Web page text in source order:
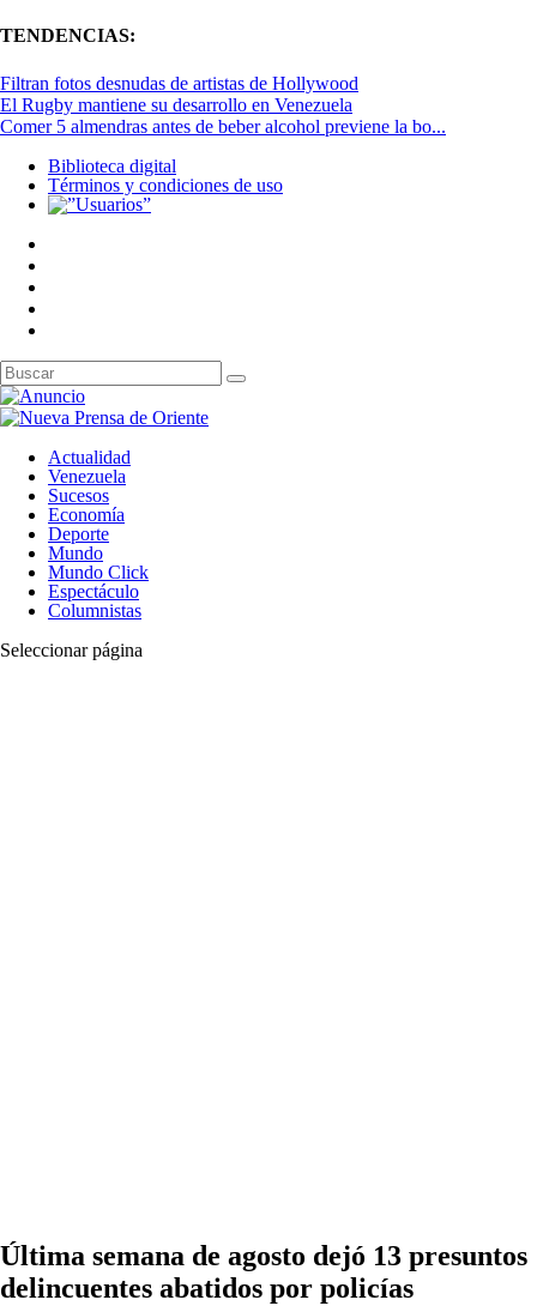
TENDENCIAS:
Filtran fotos desnudas de artistas de Hollywood
El Rugby mantiene su desarrollo en Venezuela
Comer 5 almendras antes de beber alcohol previene la bo...
Biblioteca digital
Términos y condiciones de uso
Actualidad
Venezuela
Sucesos
Economía
Deporte
Mundo
Mundo Click
Espectáculo
Columnistas
Seleccionar página
Última semana de agosto dejó 13 presuntos
delincuentes abatidos por policías